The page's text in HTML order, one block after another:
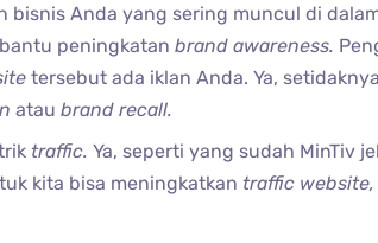
bisnis Anda yang sering muncul di
peningkatan brand awareness.
tersebut ada iklan Anda. Ya, setidaknya
atau brand recall.
traffic. Ya, seperti yang sudah MinTiv
kita bisa meningkatkan traffic website,